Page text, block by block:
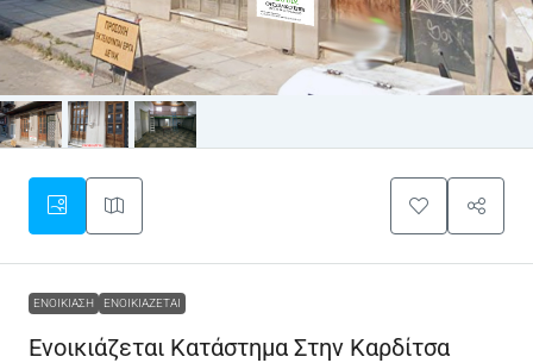
ΕΝΟΙΚΊΑΣΗ ΕΝΟΙΚΙΆΖΕΤΑΙ
Ενοικιάζεται Κατάστημα Στην Καρδίτσα